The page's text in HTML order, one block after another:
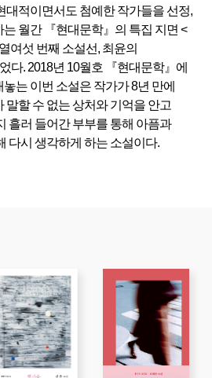
대적이면서도 첨예한 작가들을 선정,
월간 『현대문학』의 특집 지면 <
여섯 번째 소설선, 최윤의
다. 2018년 10월호 『현대문학』에
는 이번 소설은 작가가 8년 만에
말할 수 없는 상처와 기억을 안고
흘러 들어간 부부를 통해 아픔과
다시 생각하게 하는 소설이다.